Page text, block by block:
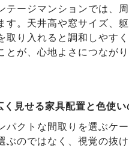
テージマンションでは、
す。天井高や窓サイズ、
り入れると調和しやす
とが、心地よさにつながり
見せる家具配置と色使い
パクトな間取りを選ぶケ
のではなく、視覚の抜